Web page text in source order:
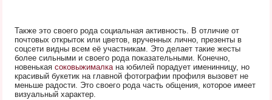
Также это своего рода социальная активность. В отличие от
почтовых открыток или цветов, врученных лично, презенты в
соцсети видны всем её участникам. Это делает такие жесты
более сильными и своего рода показательными. Конечно,
новенькаясоковыжималкана юбилей порадует именинницу, но
красивый букетик на главной фотографии профиля вызовет не
меньше радости. Это своего рода часть общения, которое имеет
визуальный характер.